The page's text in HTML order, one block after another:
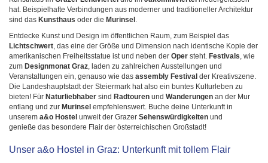
hat. Beispielhafte Verbindungen aus moderner und traditioneller Architektur
sind das Kunsthaus oder die Murinsel.
Entdecke Kunst und Design im öffentlichen Raum, zum Beispiel das
Lichtschwert, das eine der Größe und Dimension nach identische Kopie der
amerikanischen Freiheitsstatue ist und neben der Oper steht. Festivals, wie
zum Designmonat Graz, laden zu zahlreichen Ausstellungen und
Veranstaltungen ein, genauso wie das assembly Festival der Kreativszene.
Die Landeshauptstadt der Steiermark hat also ein buntes Kulturleben zu
bieten! Für Naturliebhaber sind Radtouren und Wanderungen an der Mur
entlang und zur Murinsel empfehlenswert. Buche deine Unterkunft in
unserem a&o Hostel unweit der Grazer Sehenswürdigkeiten und
genieße das besondere Flair der österreichischen Großstadt!
Unser a&o Hostel in Graz: Unterkunft mit tollem Flair